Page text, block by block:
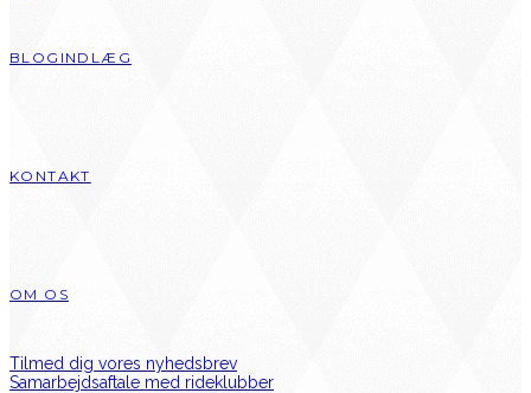
BLOGINDLÆG
KONTAKT
OM OS
Tilmed dig vores nyhedsbrev
Samarbejdsaftale med rideklubber